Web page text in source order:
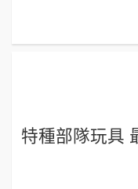
特種部隊玩具